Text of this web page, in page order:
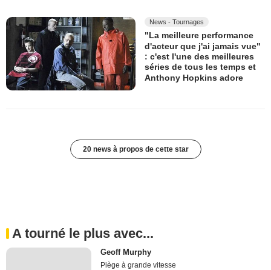
News - Tournages
"La meilleure performance
d'acteur que j'ai jamais vue"
: c'est l'une des meilleures
séries de tous les temps et
Anthony Hopkins adore
20 news à propos de cette star
A tourné le plus avec...
Geoff Murphy
Piège à grande vitesse